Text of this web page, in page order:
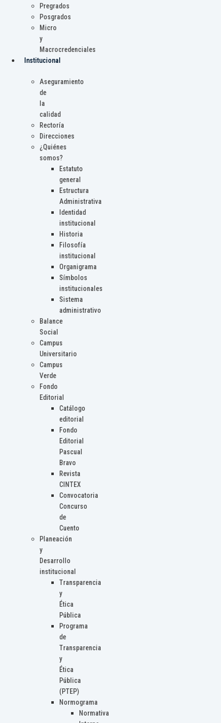
Pregrados
Posgrados
Micro
y
Macrocredenciales
Institucional
Aseguramiento
de
la
calidad
Rectoría
Direcciones
¿Quiénes
somos?
Estatuto
general
Estructura
Administrativa
Identidad
institucional
Historia
Filosofía
institucional
Organigrama
Símbolos
institucionales
Sistema
administrativo
Balance
Social
Campus
Universitario
Campus
Verde
Fondo
Editorial
Catálogo
editorial
Fondo
Editorial
Pascual
Bravo
Revista
CINTEX
Convocatoria
Concurso
de
Cuento
Planeación
y
Desarrollo
institucional
Transparencia
y
Ética
Pública
Programa
de
Transparencia
y
Ética
Pública
(PTEP)
Normograma
Normativa